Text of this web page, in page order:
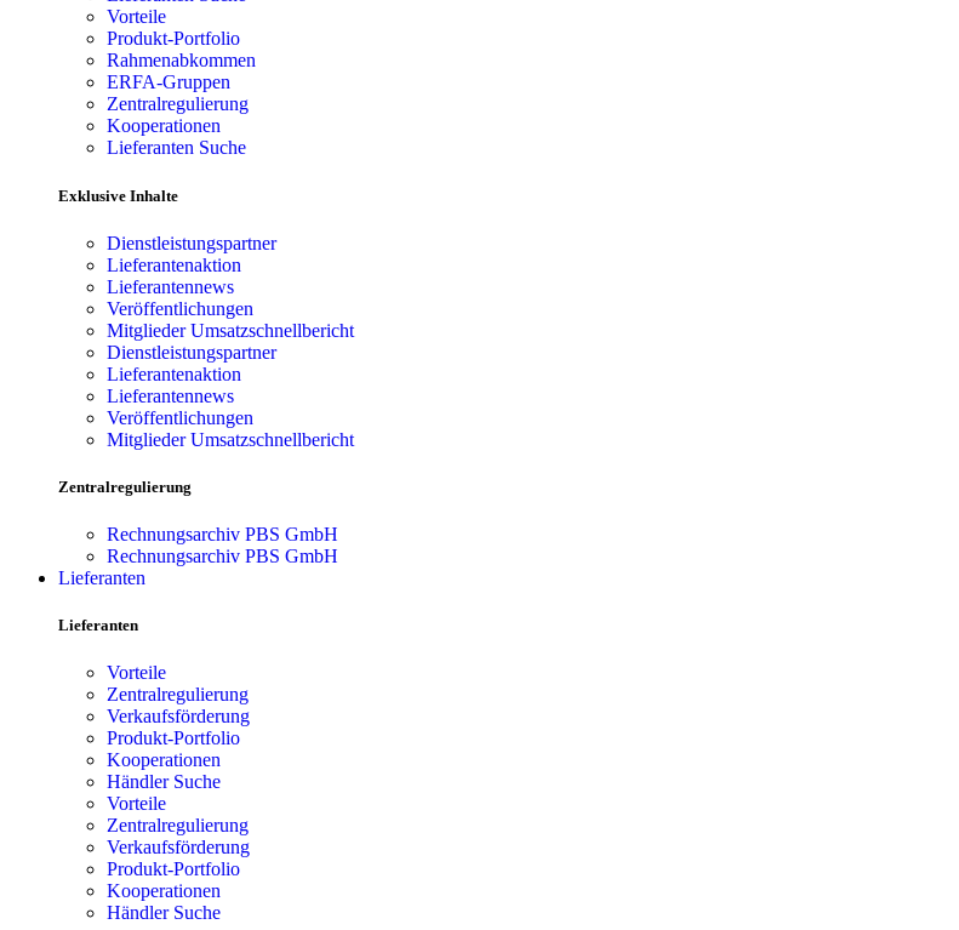
Vorteile
Produkt-Portfolio
Rahmenabkommen
ERFA-Gruppen
Zentralregulierung
Kooperationen
Lieferanten Suche
Exklusive Inhalte
Dienstleistungspartner
Lieferantenaktion
Lieferantennews
Veröffentlichungen
Mitglieder Umsatzschnellbericht
Dienstleistungspartner
Lieferantenaktion
Lieferantennews
Veröffentlichungen
Mitglieder Umsatzschnellbericht
Zentralregulierung
Rechnungsarchiv PBS GmbH
Rechnungsarchiv PBS GmbH
Lieferanten
Lieferanten
Vorteile
Zentralregulierung
Verkaufsförderung
Produkt-Portfolio
Kooperationen
Händler Suche
Vorteile
Zentralregulierung
Verkaufsförderung
Produkt-Portfolio
Kooperationen
Händler Suche